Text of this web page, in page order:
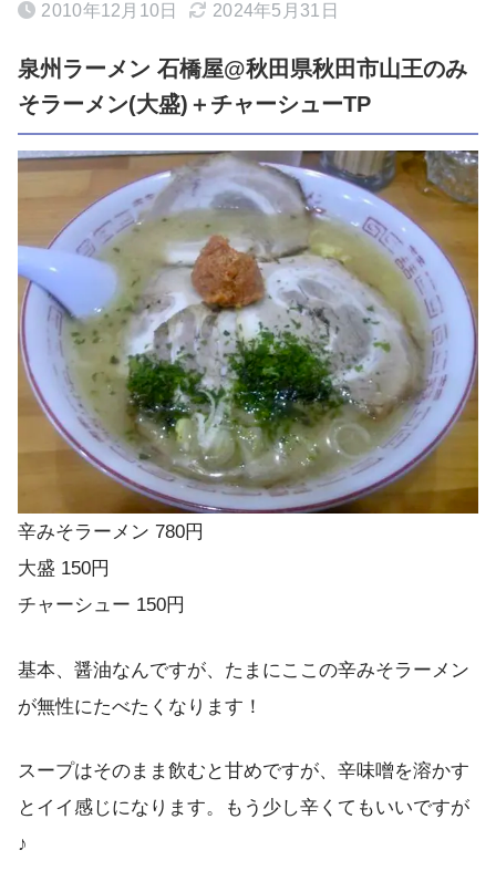
2010年12月10日 2024年5月31日
泉州ラーメン 石橋屋@秋田県秋田市山王のみ
そラーメン(大盛)＋チャーシューTP
辛みそラーメン 780円
大盛 150円
チャーシュー 150円
基本、醤油なんですが、たまにここの辛みそラーメン
が無性にたべたくなります！
スープはそのまま飲むと甘めですが、辛味噌を溶かす
とイイ感じになります。もう少し辛くてもいいですが
♪